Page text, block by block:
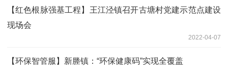
【红色根脉强基工程】王江泾镇召开古塘村党建示范点建设
现场会
2022-04-07
【环保智管服】新塍镇：“环保健康码”实现全覆盖